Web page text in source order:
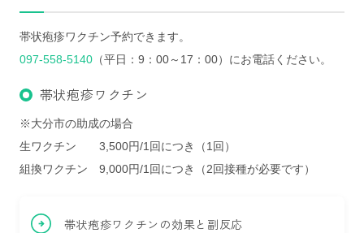
帯状疱疹ワクチン予約できます。
097-558-5140（平日：9：00～17：00）にお電話ください。
帯状疱疹ワクチン
※大分市の助成の場合
生ワクチン 3,500円/1回につき（1回）
組換ワクチン 9,000円/1回につき（2回接種が必要です）
帯状疱疹ワクチンの効果と副反応